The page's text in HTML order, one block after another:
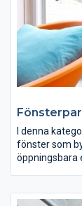
I denna
fönster som
öppningsbara